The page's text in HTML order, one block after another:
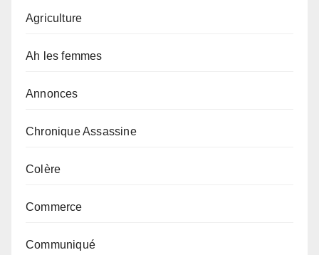
Agriculture
Ah les femmes
Annonces
Chronique Assassine
Colère
Commerce
Communiqué